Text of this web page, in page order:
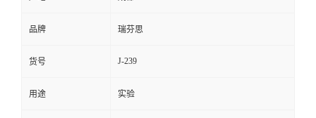
品牌 瑞芬思
货号 J-239
用途 实验